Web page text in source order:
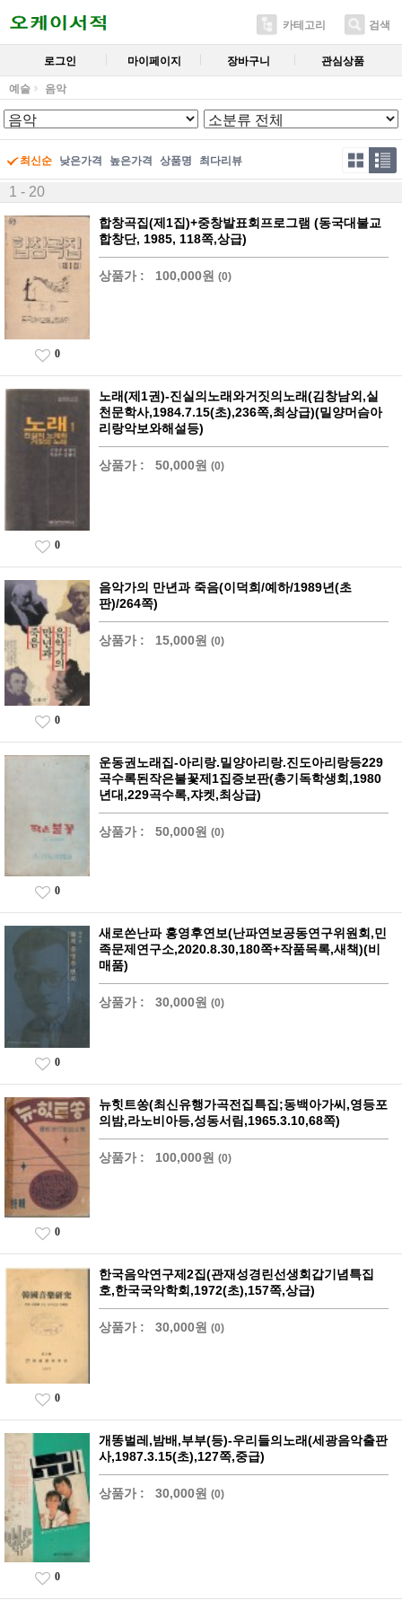
카테고리 검색
로그인 마이페이지 장바구니 관심상품
예술 음악
최신순 낮은가격 높은가격 상품명 최다리뷰
1 - 20
합창곡집(제1집)+중창발표회프로그램 (동국대불교
합창단, 1985, 118쪽,상급)
상품가 : 100,000원 (0)
0
노래(제1권)-진실의노래와거짓의노래(김창남외,실
천문학사,1984.7.15(초),236쪽,최상급)(밀양머슴아
리랑악보와해설등)
상품가 : 50,000원 (0)
0
음악가의 만년과 죽음(이덕희/예하/1989년(초
판)/264쪽)
상품가 : 15,000원 (0)
0
운동권노래집-아리랑.밀양아리랑.진도아리랑등229
곡수록된작은불꽃제1집증보판(총기독학생회,1980
년대,229곡수록,쟈켓,최상급)
상품가 : 50,000원 (0)
0
새로쓴난파 홍영후연보(난파연보공동연구위원회,민
족문제연구소,2020.8.30,180쪽+작품목록,새책)(비
매품)
상품가 : 30,000원 (0)
0
뉴힛트쏭(최신유행가곡전집특집;동백아가씨,영등포
의밤,라노비아등,성동서림,1965.3.10,68쪽)
상품가 : 100,000원 (0)
0
한국음악연구제2집(관재성경린선생회갑기념특집
호,한국국악학회,1972(초),157쪽,상급)
상품가 : 30,000원 (0)
0
개똥벌레,밤배,부부(등)-우리들의노래(세광음악출판
사,1987.3.15(초),127쪽,중급)
상품가 : 30,000원 (0)
0